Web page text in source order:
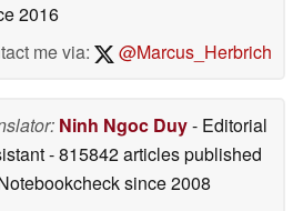
2016
me via:
@Marcus_Herbrich
Ninh Ngoc Duy- Editorial
- 815842 articles published
since 2008